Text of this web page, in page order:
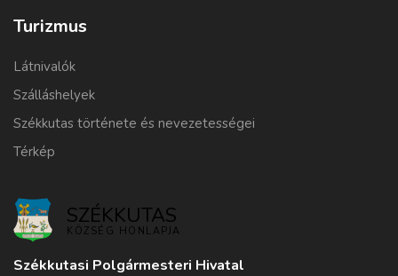
Turizmus
Látnivalók
Szálláshelyek
Székkutas története és nevezetességei
Térkép
SZÉKKUTAS
KÖZSÉG HONLAPJA
Székkutasi Polgármesteri Hivatal